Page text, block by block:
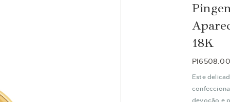
18K
Este